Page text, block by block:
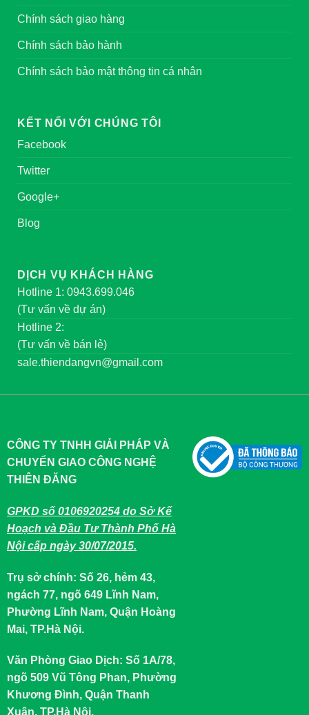
Chính sách giao hàng
Chính sách bảo hành
Chính sách bảo mật thông tin cá nhân
KẾT NỐI VỚI CHÚNG TÔI
Facebook
Twitter
Google+
Blog
DỊCH VỤ KHÁCH HÀNG
Hotline 1: 0943.699.046
(Tư vấn về dự án)
Hotline 2:
(Tư vấn về bán lẻ)
sale.thiendangvn@gmail.com
CÔNG TY TNHH GIẢI PHÁP VÀ
CHUYỂN GIAO CÔNG NGHỆ
THIÊN ĐĂNG
GPKD số 0106920254 do Sở Kế
Hoạch và Đầu Tư Thành Phố Hà
Nội cấp ngày 30/07/2015.
Trụ sở chính: Số 26, hẻm 43,
ngách 77, ngõ 649 Lĩnh Nam,
Phường Lĩnh Nam, Quận Hoàng
Mai, TP.Hà Nội.
Văn Phòng Giao Dịch: Số 1A/78,
ngõ 509 Vũ Tông Phan, Phường
Khương Đình, Quận Thanh
Xuân, TP.Hà Nội.